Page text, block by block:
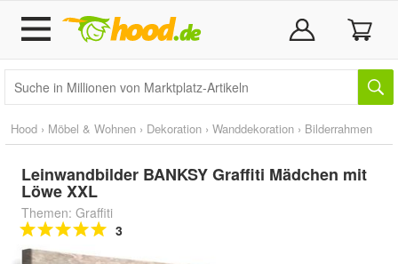
Hood › Möbel & Wohnen › Dekoration › Wanddekoration › Bilderrahmen
Leinwandbilder BANKSY Graffiti Mädchen mit
Löwe XXL
Themen: Graffiti
3